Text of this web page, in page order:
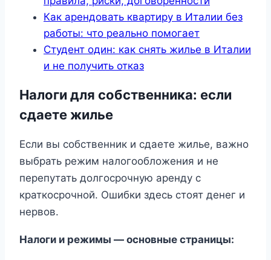
Как арендовать квартиру в Италии без
работы: что реально помогает
Студент один: как снять жилье в Италии
и не получить отказ
Налоги для собственника: если
сдаете жилье
Если вы собственник и сдаете жилье, важно
выбрать режим налогообложения и не
перепутать долгосрочную аренду с
краткосрочной. Ошибки здесь стоят денег и
нервов.
Налоги и режимы — основные страницы: